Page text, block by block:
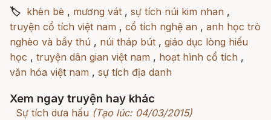
🏷 khèn bè , mương vát , sự tích núi kim nhan ,
truyện cổ tích việt nam , cổ tích nghệ an , anh học trò
nghèo và bầy thú , núi tháp bút , giáo dục lòng hiếu
học , truyện dân gian việt nam , hoạt hình cổ tích ,
văn hóa việt nam , sự tích địa danh
Xem ngay truyện hay khác
Sự tích dưa hấu (Tạo lúc: 04/03/2015)